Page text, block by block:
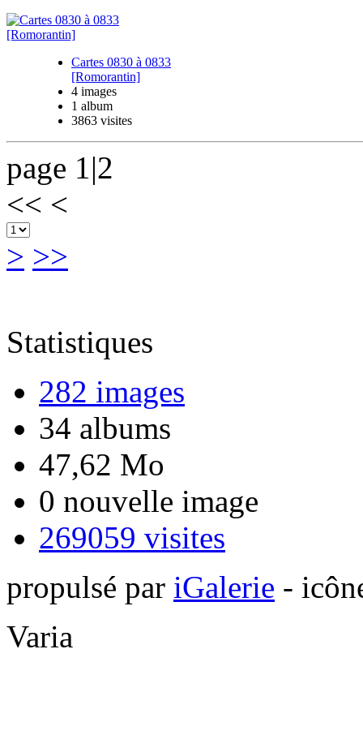
Cartes 0830 à 0833
[Romorantin]
4 images
1 album
3863 visites
page 1|2
<< <
> >>
Statistiques
282 images
34 albums
47,62 Mo
0 nouvelle image
269059 visites
propulsé par iGalerie -
Varia